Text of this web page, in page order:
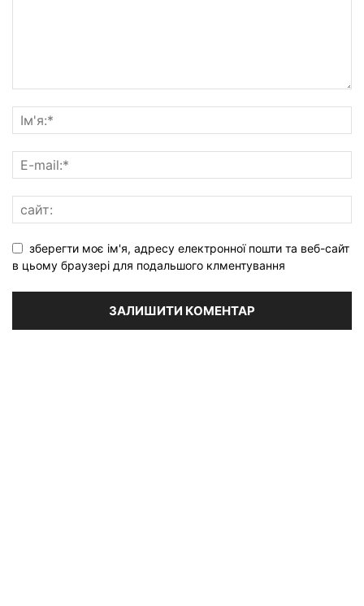
зберегти моє ім'я, адресу електронної пошти та веб-сайт
в цьому браузері для подальшого клментування